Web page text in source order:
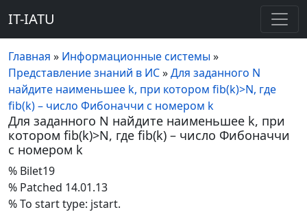
IT-IATU
Главная » Информационные системы»
Представление знаний в ИС»Для заданного N
найдите наименьшее k, при котором fib(k)>N, где
fib(k) – число Фибоначчи с номером k
Для заданного N найдите наименьшее k, при
котором fib(k)>N, где fib(k) – число Фибоначчи
с номером k
% Bilet19
% Patched 14.01.13
% To start type: jstart.